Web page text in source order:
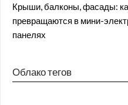
Крыши, балконы, фасады:
превращаются в мини-
панелях
Облако тегов